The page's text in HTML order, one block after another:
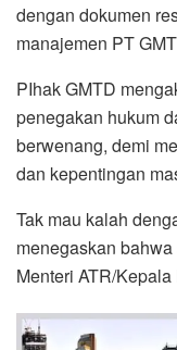
dengan dokumen
manajemen PT
PIhak GMTD
penegakan hukum
berwenang, demi
dan kepentingan
Tak mau kalah
menegaskan
Menteri ATR/